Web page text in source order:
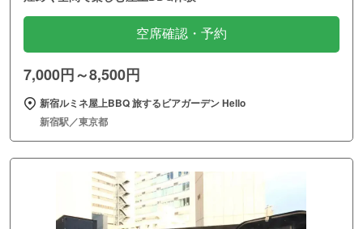
空席確認・予約
7,000円～8,500円
新宿ルミネ屋上BBQ 旅するビアガーデン Hello
新宿駅／東京都